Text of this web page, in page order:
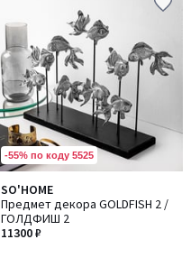
-55% по коду 5525
SO'HOME
Предмет декора GOLDFISH 2 /
ГОЛДФИШ 2
11300 ₽
Количество
цветов:
2